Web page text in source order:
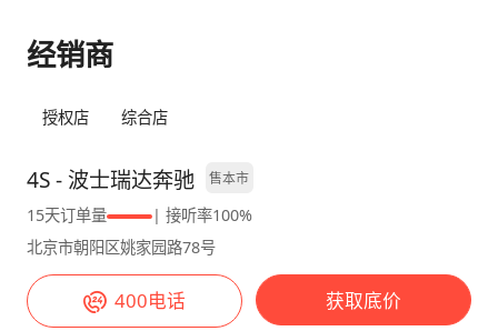
气，抬显，氛围灯，还有方向盘800款的控制蛋
力，完全够用，因为我平时开车都80左右，偶
控，还是那句话，虽然是53的amg，转向模糊
不如x5，但是不碍事，我也不走小路 #舒适性
真的很舒服，因为nappa座椅的加持，没有63
的那种硬的不行的赛道座椅，我开车并没有不舒
服 #油耗 油耗，毕竟3.0➕v48，整体还可以接
受，完全可以
amg调教没得说，这么大的车开起来不会担
挺。隔音很好，滤震也很好。#油耗 开了高速是
吧。
经销商
授权店 综合店
4S - 波士瑞达奔驰 售本市
15天订单量
| 接听率100%
北京市朝阳区姚家园路78号
400电话 获取底价